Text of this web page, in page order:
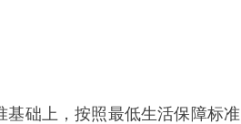
基础上，按照最低生活保障标准